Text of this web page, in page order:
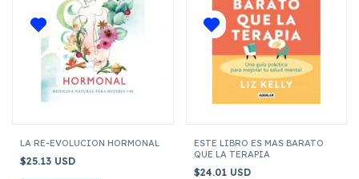
LA RE-EVOLUCION HORMONAL
$25.13 USD
ESTE LIBRO ES MAS BARATO
QUE LA TERAPIA
$24.01 USD